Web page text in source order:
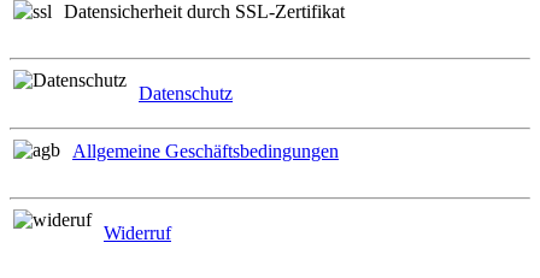
Datensicherheit durch SSL-Zertifikat
Datenschutz
Allgemeine Geschäftsbedingungen
Widerruf